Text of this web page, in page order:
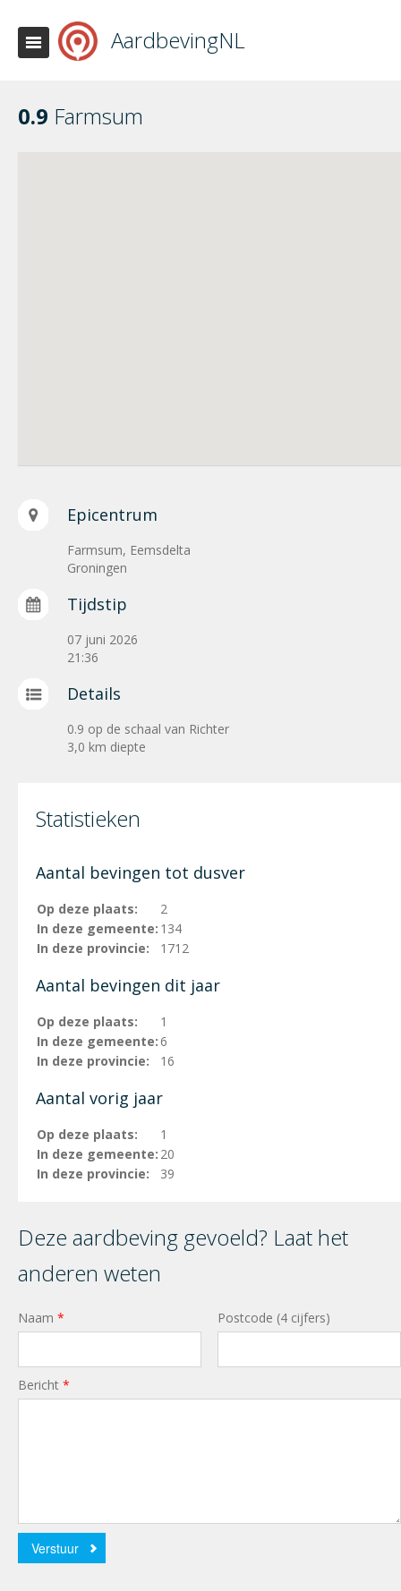
AardbevingNL
0.9 Farmsum
Epicentrum
Farmsum, Eemsdelta
Groningen
Tijdstip
07 juni 2026
21:36
Details
0.9 op de schaal van Richter
3,0 km diepte
Statistieken
Aantal bevingen tot dusver
Op deze plaats:
2
In deze gemeente: 134
In deze provincie:
1712
Aantal bevingen dit jaar
Op deze plaats:
1
In deze gemeente: 6
In deze provincie:
16
Aantal vorig jaar
Op deze plaats:
1
In deze gemeente: 20
In deze provincie:
39
Deze aardbeving gevoeld? Laat het
anderen weten
Naam * Postcode (4 cijfers)
Bericht *
Verstuur